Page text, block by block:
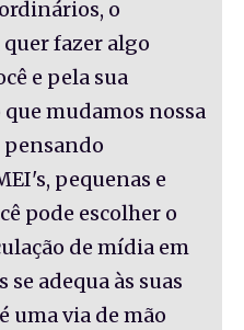
o
fazer algo
e pela sua
mudamos nossa
pequenas e
pode escolher o
de mídia em
se adequa às suas
uma via de mão